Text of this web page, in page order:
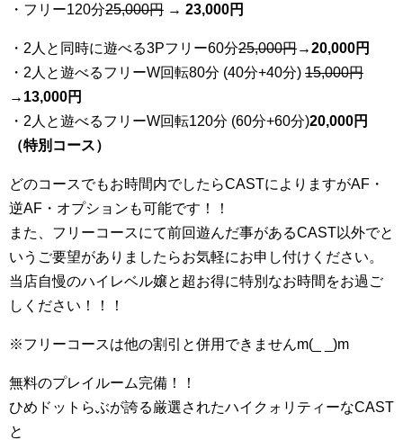
・フリー120分25,000円 → 23,000円
・2人と同時に遊べる3Pフリー60分25,000円→20,000円
・2人と遊べるフリーW回転80分 (40分+40分) 15,000円
→ 13,000円
・2人と遊べるフリーW回転120分 (60分+60分)20,000円
（特別コース）
どのコースでもお時間内でしたらCASTによりますがAF・
逆AF・オプションも可能です！！
また、フリーコースにて前回遊んだ事があるCAST以外でと
いうご要望がありましたらお気軽にお申し付けください。
当店自慢のハイレベル嬢と超お得に特別なお時間をお過ご
しください！！！
※フリーコースは他の割引と併用できませんm(_ _)m
無料のプレイルーム完備！！
ひめドットらぶが誇る厳選されたハイクォリティーなCAST
と